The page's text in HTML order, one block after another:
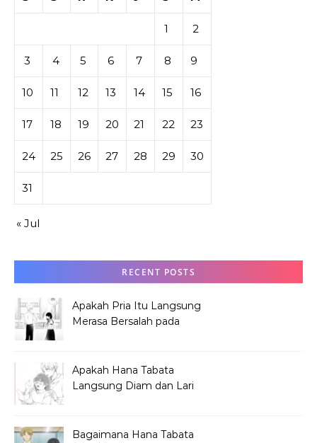
1 2
3 4 5 6 7 8 9
10 11 12 13 14 15 16
17 18 19 20 21 22 23
24 25 26 27 28 29 30
31
« Jul
RECENT POSTS
Apakah Pria Itu Langsung
Merasa Bersalah pada
Apakah Hana Tabata
Langsung Diam dan Lari
Bagaimana Hana Tabata